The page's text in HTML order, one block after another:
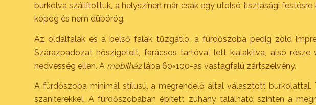
burkolva szállítottuk, a helyszínen már csak egy utolsó tisztasági festésre
kopog és nem dübörög.
Az oldalfalak és a belső falak tűzgátló, a fürdőszoba pedig zöld
Szárazpadozat hőszigetelt, farácsos tartóval lett kialakítva, alsó része
nedvesség ellen. A mobilházlába 60×100-as vastagfalú zártszelvény.
A fürdőszoba minimál stílusú, a megrendelő által választott burkolattal.
szaniterekkel. A fürdőszobában épített zuhany található szintén a